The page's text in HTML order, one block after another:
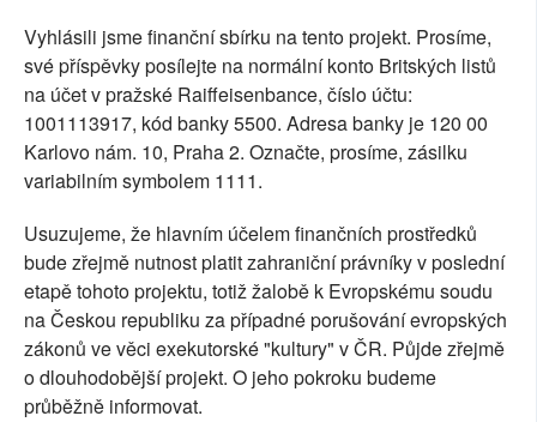
Vyhlásili jsme finanční sbírku na tento projekt. Prosíme,
své příspěvky posílejte na normální konto Britských listů
na účet v pražské Raiffeisenbance, číslo účtu:
1001113917, kód banky 5500. Adresa banky je 120 00
Karlovo nám. 10, Praha 2. Označte, prosíme, zásilku
variabilním symbolem 1111.
Usuzujeme, že hlavním účelem finančních prostředků
bude zřejmě nutnost platit zahraniční právníky v poslední
etapě tohoto projektu, totiž žalobě k Evropskému soudu
na Českou republiku za případné porušování evropských
zákonů ve věci exekutorské "kultury" v ČR. Půjde zřejmě
o dlouhodobější projekt. O jeho pokroku budeme
průběžně informovat.